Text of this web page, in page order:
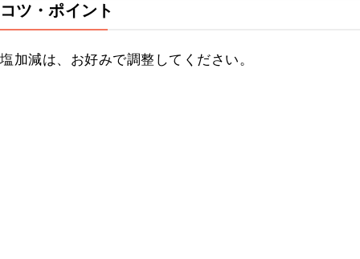
コツ・ポイント
塩加減は、お好みで調整してください。